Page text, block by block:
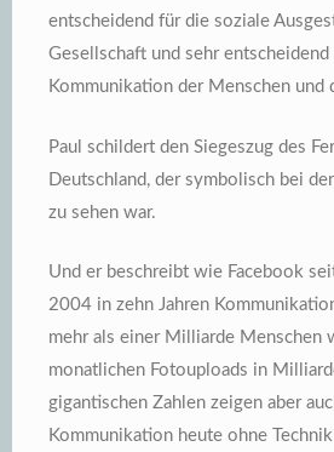
entscheidend für die soziale
Gesellschaft und sehr
Kommunikation der Menschen und
Paul schildert den Siegeszug des
Deutschland, der symbolisch bei
zu sehen war.
Und er beschreibt wie Facebook
2004 in zehn Jahren
mehr als einer Milliarde Menschen
monatlichen Fotouploads in
gigantischen Zahlen zeigen aber
Kommunikation heute ohne